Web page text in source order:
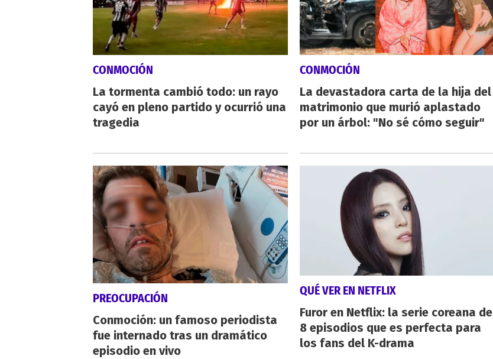
CONMOCIÓN
La tormenta cambió todo: un rayo
cayó en pleno partido y ocurrió una
tragedia
CONMOCIÓN
La devastadora carta de la hija del
matrimonio que murió aplastado
por un árbol: "No sé cómo seguir"
PREOCUPACIÓN
Conmoción: un famoso periodista
fue internado tras un dramático
episodio en vivo
QUÉ VER EN NETFLIX
Furor en Netflix: la serie coreana de
8 episodios que es perfecta para
los fans del K-drama